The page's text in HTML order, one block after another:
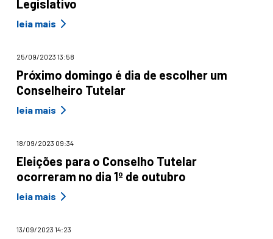
Legislativo
leia mais
25/09/2023 13:58
Próximo domingo é dia de escolher um
Conselheiro Tutelar
leia mais
18/09/2023 09:34
Eleições para o Conselho Tutelar
ocorreram no dia 1º de outubro
leia mais
13/09/2023 14:23